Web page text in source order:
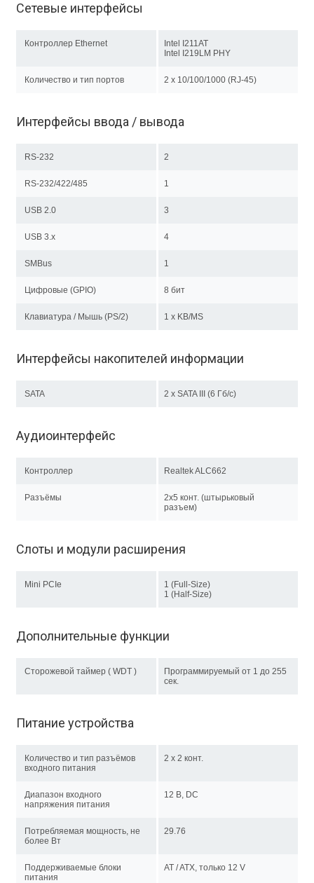
Сетевые интерфейсы
Контроллер Ethernet
Intel I211AT
Intel I219LM PHY
Количество и тип портов 2 х 10/100/1000 (RJ-45)
Интерфейсы ввода / вывода
RS-232 2
RS-232/422/485 1
USB 2.0 3
USB 3.x 4
SMBus 1
Цифровые (GPIO) 8 бит
Клавиатура / Мышь (PS/2) 1 x KB/MS
Интерфейсы накопителей информации
SATA 2 х SATA III (6 Гб/с)
Аудиоинтерфейс
Контроллер Realtek ALC662
Разъёмы
2x5 конт. (штырьковый
разъем)
Слоты и модули расширения
Mini PCIe
1 (Full-Size)
1 (Half-Size)
Дополнительные функции
Сторожевой таймер ( WDT )
Программируемый от 1 до 255
сек.
Питание устройства
Количество и тип разъёмов
входного питания
2 х 2 конт.
Диапазон входного
напряжения питания
12 В, DC
Потребляемая мощность, не
более Вт
29.76
Поддерживаемые блоки
питания
AT / ATX, только 12 V